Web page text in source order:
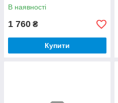
В наявності
1 760 ₴
Купити